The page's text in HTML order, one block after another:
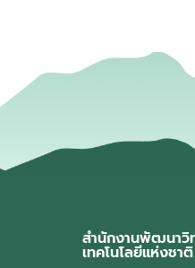
สำนักงานพัฒนาวิ
เทคโนโลยีแห่งชา